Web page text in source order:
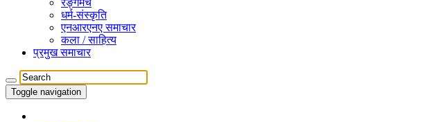
रङ्गमंच
धर्म-संस्कृति
एनआरएनए समाचार
कला / साहित्य
प्रमुख समाचार
Toggle navigation